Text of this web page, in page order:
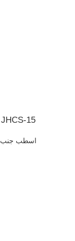
JHCS-15
اسطب جنب